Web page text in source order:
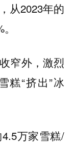
从2023年的
窄外，激烈
糕“挤出”冰
万家雪糕/